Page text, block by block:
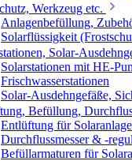
Werkzeug etc.
Anlagenbefüllung,
Solarflüssigkeit
Solar-
Solarstationen mit HE-
Frischwasserstationen
Solar-Ausdehngefäße,
Befüllung,
Entlüftung für
Durchflussmesser & -
Befüllarmaturen für